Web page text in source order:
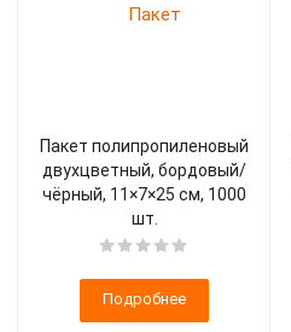
Пакет полипропиленовый
двухцветный, бордовый/
чёрный, 11×7×25 см, 1000
шт.
Подробнее